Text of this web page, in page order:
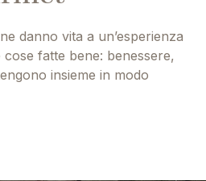
danno vita a un’esperienza
fatte bene: benessere,
insieme in modo